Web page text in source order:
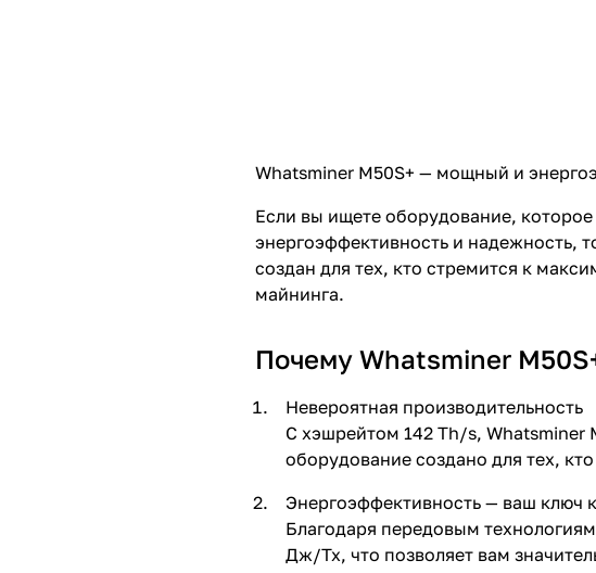
Whatsminer M50S+ — мощный и
Если вы ищете оборудование,
энергоэффективность и надежность,
создан для тех, кто стремится к
майнинга.
Почему Whatsminer
Невероятная производительность
С хэшрейтом 142 Th/s, Whatsminer
оборудование создано для тех,
Энергоэффективность — ваш ключ
Благодаря передовым
Дж/Тх, что позволяет вам